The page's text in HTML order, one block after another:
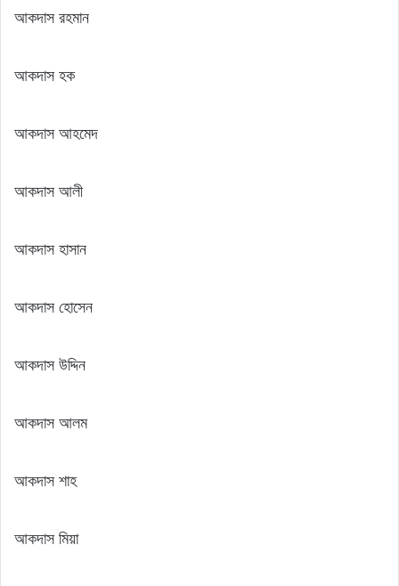
আকদাস রহমান
আকদাস হক
আকদাস আহমেদ
আকদাস আলী
আকদাস হাসান
আকদাস হোসেন
আকদাস উদ্দিন
আকদাস আলম
আকদাস শাহ
আকদাস মিয়া